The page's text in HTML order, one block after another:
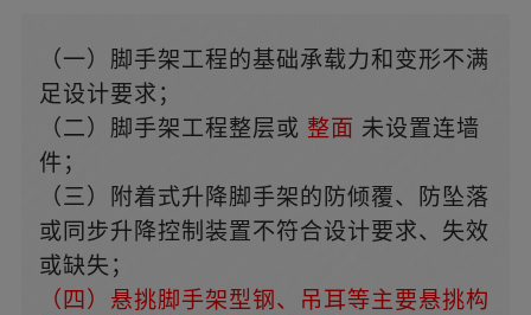
（一）脚手架工程的基础承载力和变形不满
足设计要求；
（二）脚手架工程整层或 整面 未设置连墙
件；
（三）附着式升降脚手架的防倾覆、防坠落
或同步升降控制装置不符合设计要求、失效
或缺失；
（四）悬挑脚手架型钢、吊耳等主要悬挑构